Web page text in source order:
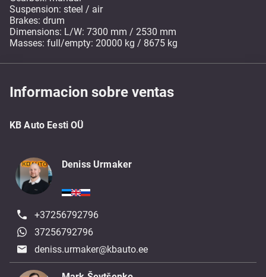
Suspension: steel / air
Brakes: drum
Dimensions: L/W: 7300 mm / 2530 mm
Masses: full/empty: 20000 kg / 8675 kg
Informacion sobre ventas
KB Auto Eesti OÜ
Deniss Urmaker
+37256792796
37256792796
deniss.urmaker@kbauto.ee